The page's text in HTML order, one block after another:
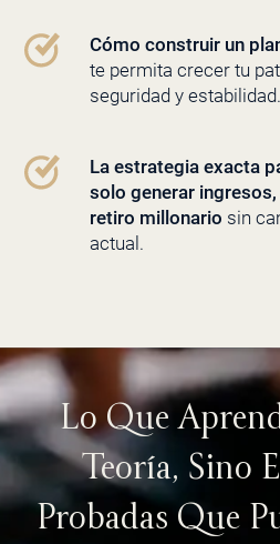
Cómo construir un
te permita crecer tu
seguridad y estabilidad.
La estrategia exacta
solo generar
retiro millonario sin
actual.
Lo Que
Teoría, Sino
Probadas Que